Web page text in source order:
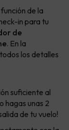
de la
in para tu
de
. En la
los detalles
suficiente al
hagas unas 2
de tu vuelo!